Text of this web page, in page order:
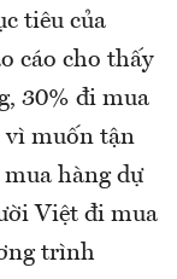
tiêu của
cáo cho thấy
30% đi mua
vì muốn tận
hàng dự
Việt đi mua
trình